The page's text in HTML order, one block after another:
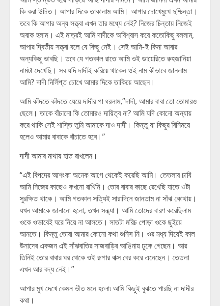
কি করা উচিত। আপার দিকে তাকালাম আমি। আপার চোখেমুখে দুশ্চিন্তা।
তবে কি আপার অন্য সত্ত্বা এখন তার মধ্যে নেই? নিজের চিন্তায় নিজেই
অবাক হলাম। এই মাত্রই আমি দাদীকে অবিশ্বাস করে কতোকিছু বললাম,
আপার দ্বিতীয় সত্ত্বা বলে যে কিছু নেই। সেই আমি-ই কিনা আবার
অন্যকিছু ভাবছি। তবে যে গতকাল রাতে আমি ওই ডায়েরিতে রুহজানিয়া
নামটা দেখেছি। সব যদি দাদীই করিয়ে থাকেন ওই নাম কীভাবে জানলাম
আমি? দাদী নির্লিপ্ত চোখে আমার দিকে তাকিয়ে আছেন।
আমি কাঁদতে কাঁদতে যেয়ে দাদীর পা ধরলাম,”দাদী, আমার বাবা তো তোমারও
ছেলে। তাকে বাঁচানো কি তোমারও দায়িত্ব না? আমি যদি কোনো অন্যায়
করে থাকি সেই শাস্তি তুমি আমাকে দাও দাদী। কিন্তু যা কিছুর বিনিময়ে
হলেও আমার বাবাকে বাঁচাতে হবে।”
দাদী আমার মাথায় হাত রাখলেন।
“এই বিপদের আশংকা অনেক আগে থেকেই করেছি আমি। তেতলার চাবি
আমি নিজের কাছেও কখনো রাখিনি। তোর বাবার কাছে রেখেছি যাতে ওটা
সুরক্ষিত থাকে। আমি গতকাল সত্যিই সারাদিনে জানতাম না সাঁঝ কোথায়।
যখন আমাকে জানানো হলো, তখন সন্ধ্যা। আমি তোদের বারণ করেছিলাম
ওকে ওভাবেই ঘরে নিয়ে না আসতে। সাতটা মরিচ পোড়া ওকে ছুইয়ে
আনতে। কিন্তু তোরা আমার কোনো কথা শুনিস নি। ওর মধ্য দিয়েই কাল
উনাদের একজন এই সাঁঝবাতির সাজবাড়ির আঙিনায় ঢুকে গেছেন। আর
তিনিই তোর বাবার ঘর থেকে ওই রূপার বাক্স বের করে এনেছেন। তেতলা
এখন আর বদ্ধ নেই।”
আপার মুখ দেখে কেমন ভীত মনে হলো৷ আমি কিছুই বুঝতে পারছি না দাদীর
কথা।